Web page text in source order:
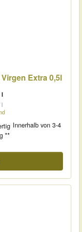
Extra 0,5l
l
l
Innerhalb von 3-4
**